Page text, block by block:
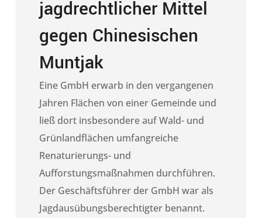
jagdrechtlicher Mittel
gegen Chinesischen
Muntjak
Eine GmbH erwarb in den vergangenen
Jahren Flächen von einer Gemeinde und
ließ dort insbesondere auf Wald- und
Grünlandflächen umfangreiche
Renaturierungs- und
Aufforstungsmaßnahmen durchführen.
Der Geschäftsführer der GmbH war als
Jagdausübungsberechtigter benannt.